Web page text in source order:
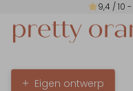
9,4/ 10 -
Eigen ontwerp